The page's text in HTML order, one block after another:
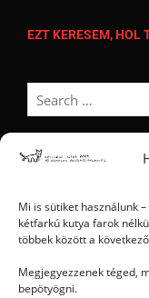
Mi is sütiket használunk
kétfarkú kutya farok
többek között a
Megjegyezzenek téged,
bepötyögni.
EZT KERESEM, HOL